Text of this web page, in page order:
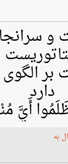
!
الگوی
دارد
أَيَّ